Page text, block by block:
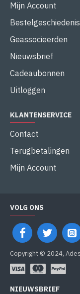
Mijn Account
Bestelgeschiedenis
Geassocieerden
Nieuwsbrief
Cadeaubonnen
Uitloggen
KLANTENSERVICE
Contact
Terugbetalingen
Mijn Account
VOLG ONS
Copyright © 2024,
NIEUWSBRIEF